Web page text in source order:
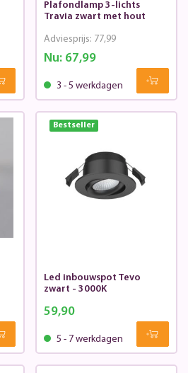
Plafondlamp 3-lichts
Travia zwart met hout
Nu: 67,99
Adviesprijs: 77,99
3 - 5 werkdagen
Bestseller
Led inbouwspot Tevo
zwart - 3000K
59,90
5 - 7 werkdagen